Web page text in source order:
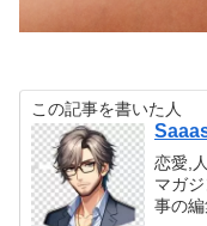
この記事を書いた人
恋愛,
マガ
事の